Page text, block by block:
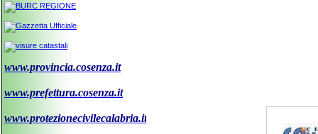
www.provincia.cosenza.it
www.prefettura.cosenza.it
www.protezionecivilecalabria.it